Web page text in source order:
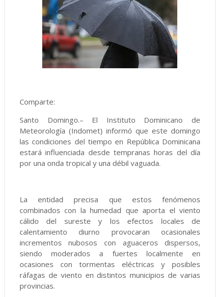
Comparte:
Santo Domingo.– El Instituto Dominicano de
Meteorología (Indomet) informó que este domingo
las condiciones del tiempo en República Dominicana
estará influenciada desde tempranas horas del día
por una onda tropical y una débil vaguada.
La entidad precisa que estos fenómenos
combinados con la humedad que aporta el viento
cálido del sureste y los efectos locales de
calentamiento diurno provocaran ocasionales
incrementos nubosos con aguaceros dispersos,
siendo moderados a fuertes localmente en
ocasiones con tormentas eléctricas y posibles
ráfagas de viento en distintos municipios de varias
provincias.